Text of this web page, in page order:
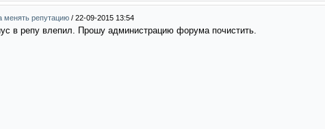
менять репутацию / 22-09-2015 13:54
в репу влепил. Прошу администрацию форума почистить.